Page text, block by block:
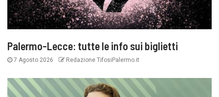
Palermo-Lecce: tutte le info sui biglietti
7 Agosto 2026 Redazione TifosiPalermo.it